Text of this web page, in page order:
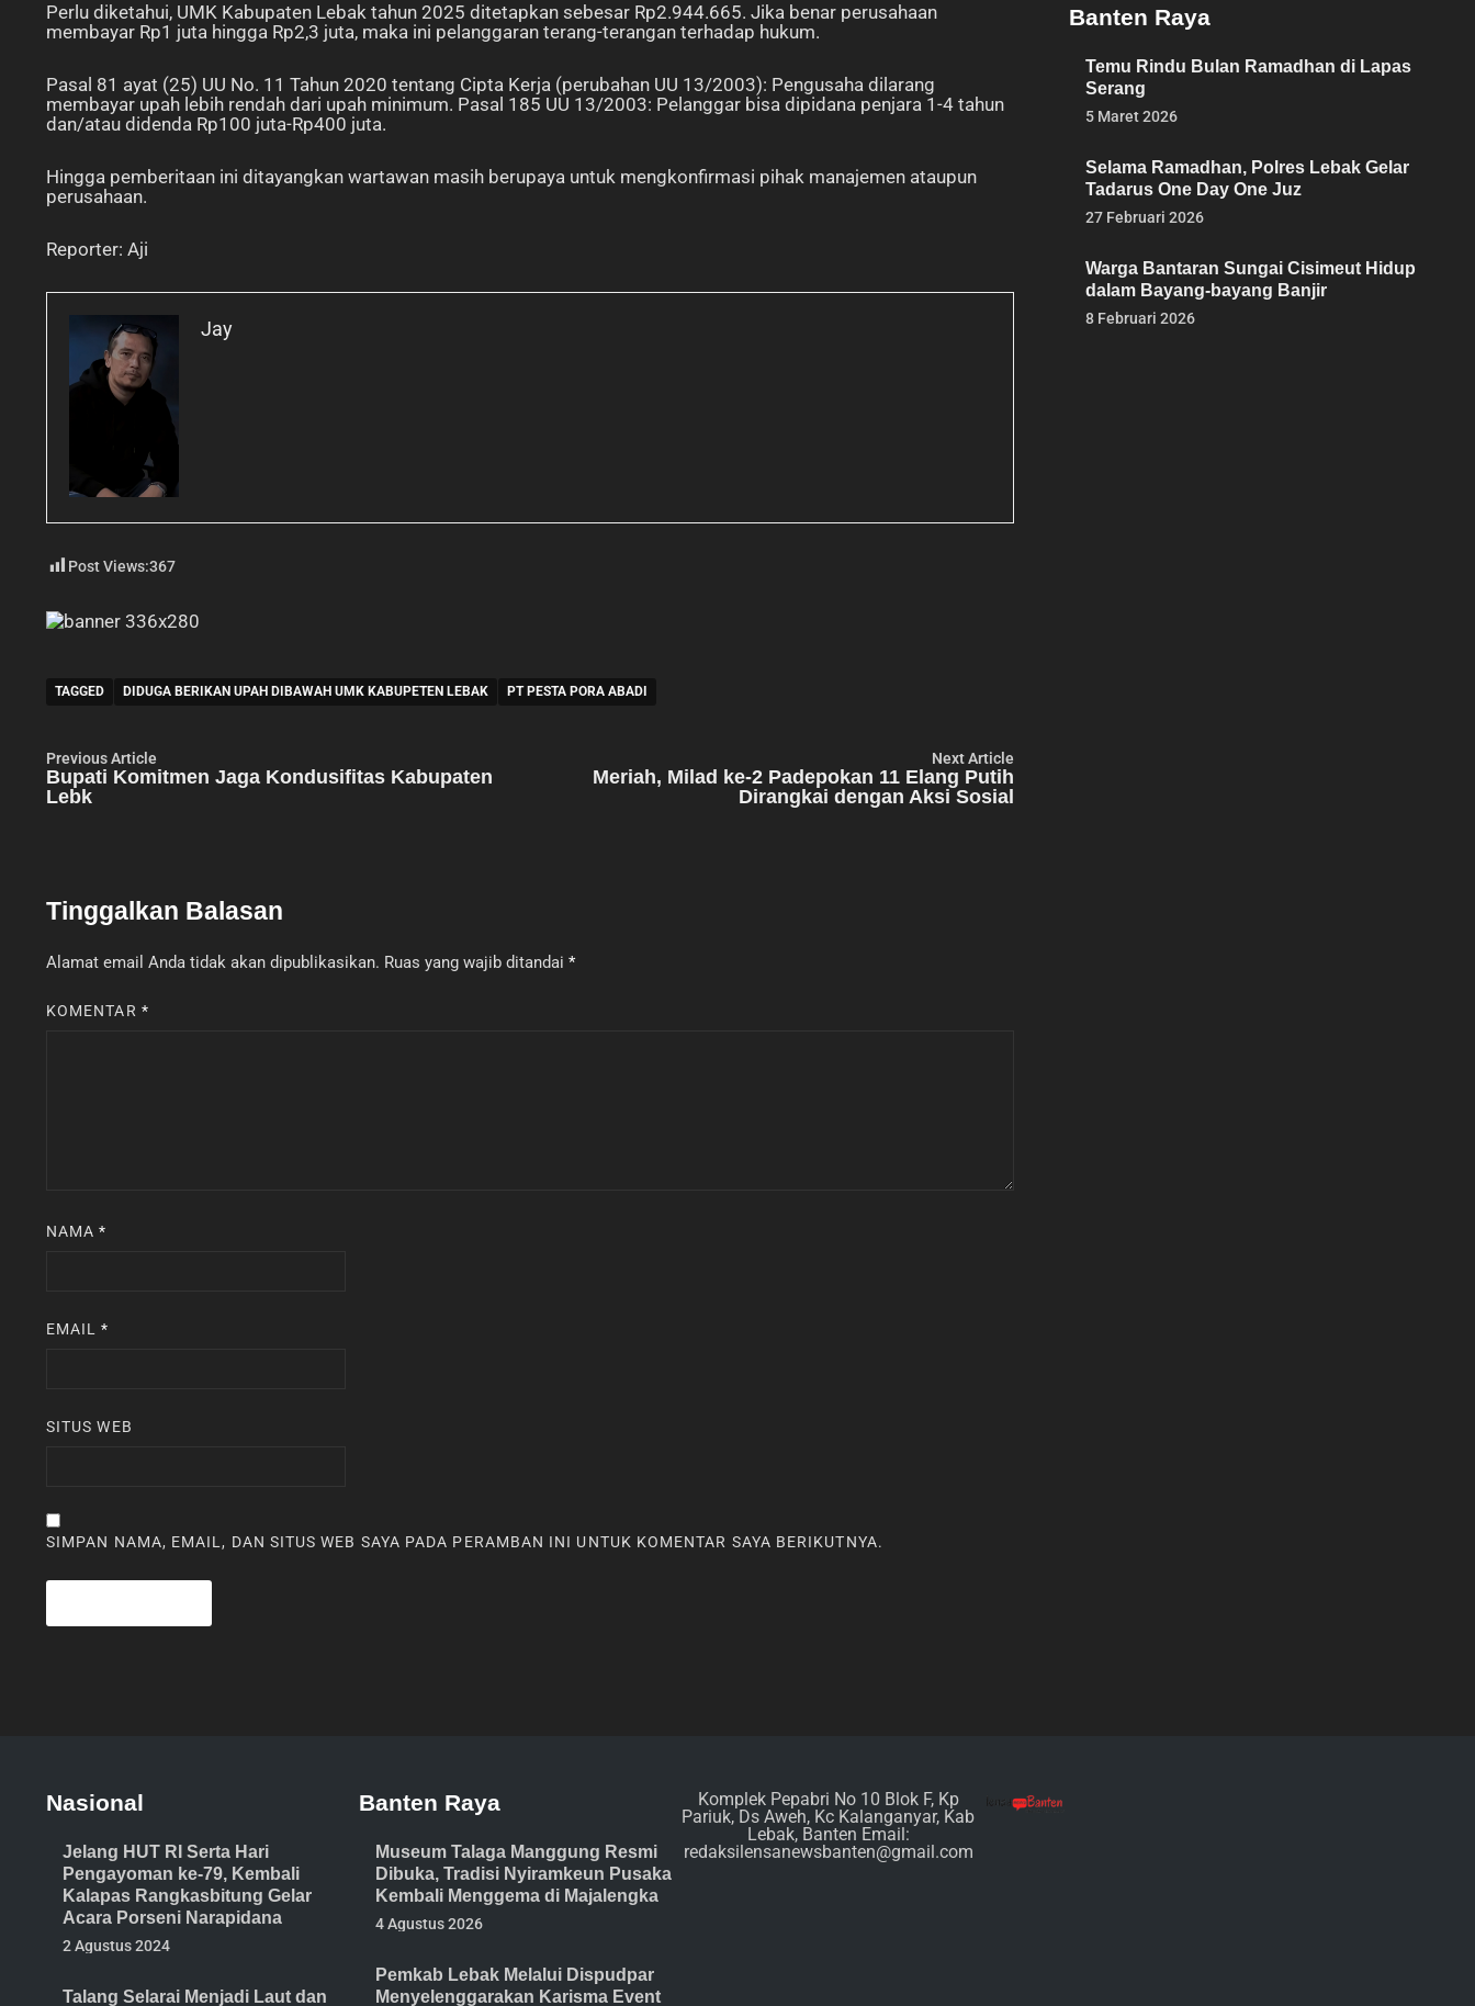
Perlu diketahui, UMK Kabupaten Lebak tahun 2025 ditetapkan sebesar Rp2.944.665. Jika benar perusahaan
membayar Rp1 juta hingga Rp2,3 juta, maka ini pelanggaran terang-terangan terhadap hukum.
Pasal 81 ayat (25) UU No. 11 Tahun 2020 tentang Cipta Kerja (perubahan UU 13/2003): Pengusaha dilarang
membayar upah lebih rendah dari upah minimum. Pasal 185 UU 13/2003: Pelanggar bisa dipidana penjara 1-4 tahun
dan/atau didenda Rp100 juta-Rp400 juta.
Hingga pemberitaan ini ditayangkan wartawan masih berupaya untuk mengkonfirmasi pihak manajemen ataupun
perusahaan.
Reporter: Aji
Jay
Post Views:367
TAGGED DIDUGA BERIKAN UPAH DIBAWAH UMK KABUPETEN LEBAK PT PESTA PORA ABADI
Navigasi
pos
Previous Article
article:
Bupati Komitmen Jaga Kondusifitas Kabupaten
Lebk
Next Article
Meriah, Milad ke-2 Padepokan 11 Elang Putih
Dirangkai dengan Aksi Sosial
Tinggalkan Balasan
Alamat email Anda tidak akan dipublikasikan. Ruas yang wajib ditandai *
KOMENTAR *
NAMA*
EMAIL*
SITUS WEB
SIMPAN NAMA, EMAIL, DAN SITUS WEB SAYA PADA PERAMBAN INI UNTUK KOMENTAR SAYA BERIKUTNYA.
Banten Raya
Temu Rindu Bulan Ramadhan di Lapas
Serang
5 Maret 2026
Selama Ramadhan, Polres Lebak Gelar
Tadarus One Day One Juz
27 Februari 2026
Warga Bantaran Sungai Cisimeut Hidup
dalam Bayang-bayang Banjir
8 Februari 2026
Nasional
Jelang HUT RI Serta Hari
Pengayoman ke-79, Kembali
Kalapas Rangkasbitung Gelar
Acara Porseni Narapidana
2 Agustus 2024
Talang Selarai Menjadi Laut dan
Banten Raya
Museum Talaga Manggung Resmi
Dibuka, Tradisi Nyiramkeun Pusaka
Kembali Menggema di Majalengka
4 Agustus 2026
Pemkab Lebak Melalui Dispudpar
Menyelenggarakan Karisma Event
Komplek Pepabri No 10 Blok F, Kp
Pariuk, Ds Aweh, Kc Kalanganyar, Kab
Lebak, Banten Email:
redaksilensanewsbanten@gmail.com